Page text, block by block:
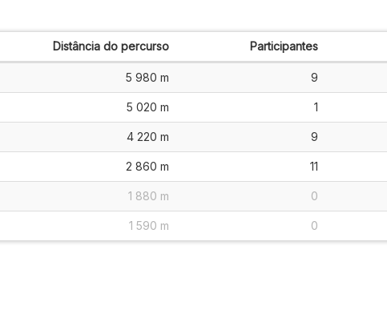
Distância do percurso Participantes
5 980 m 9
5 020 m 1
4 220 m 9
2 860 m 11
1 880 m 0
1 590 m 0